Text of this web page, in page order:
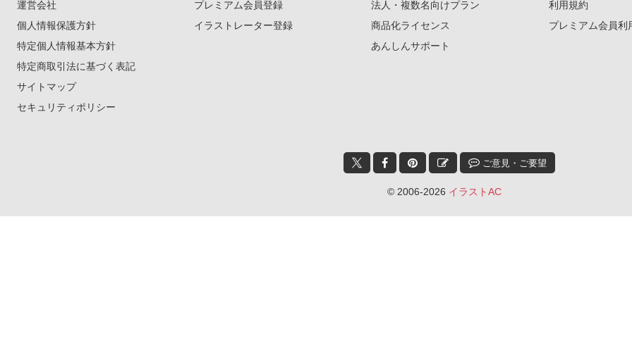
運営会社
個人情報保護方針
特定個人情報基本方針
特定商取引法に基づく表記
サイトマップ
セキュリティポリシー
プレミアム会員登録
イラストレーター登録
法人・複数名向けプラン
商品化ライセンス
あんしんサポート
利用規約
プレミアム会員利
ご意見・ご要望
© 2006-2026 イラストAC